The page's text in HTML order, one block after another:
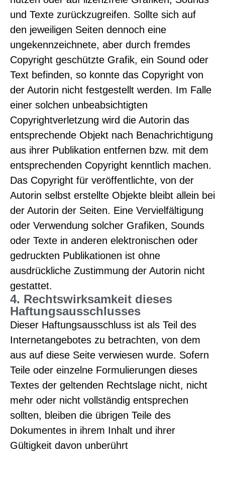
und Texte zurückzugreifen. Sollte sich auf
den jeweiligen Seiten dennoch eine
ungekennzeichnete, aber durch fremdes
Copyright geschützte Grafik, ein Sound oder
Text befinden, so konnte das Copyright von
der Autorin nicht festgestellt werden. Im Falle
einer solchen unbeabsichtigten
Copyrightverletzung wird die Autorin das
entsprechende Objekt nach Benachrichtigung
aus ihrer Publikation entfernen bzw. mit dem
entsprechenden Copyright kenntlich machen.
Das Copyright für veröffentlichte, von der
Autorin selbst erstellte Objekte bleibt allein bei
der Autorin der Seiten. Eine Vervielfältigung
oder Verwendung solcher Grafiken, Sounds
oder Texte in anderen elektronischen oder
gedruckten Publikationen ist ohne
ausdrückliche Zustimmung der Autorin nicht
gestattet.
4. Rechtswirksamkeit dieses
Haftungsausschlusses
Dieser Haftungsausschluss ist als Teil des
Internetangebotes zu betrachten, von dem
aus auf diese Seite verwiesen wurde. Sofern
Teile oder einzelne Formulierungen dieses
Textes der geltenden Rechtslage nicht, nicht
mehr oder nicht vollständig entsprechen
sollten, bleiben die übrigen Teile des
Dokumentes in ihrem Inhalt und ihrer
Gültigkeit davon unberührt